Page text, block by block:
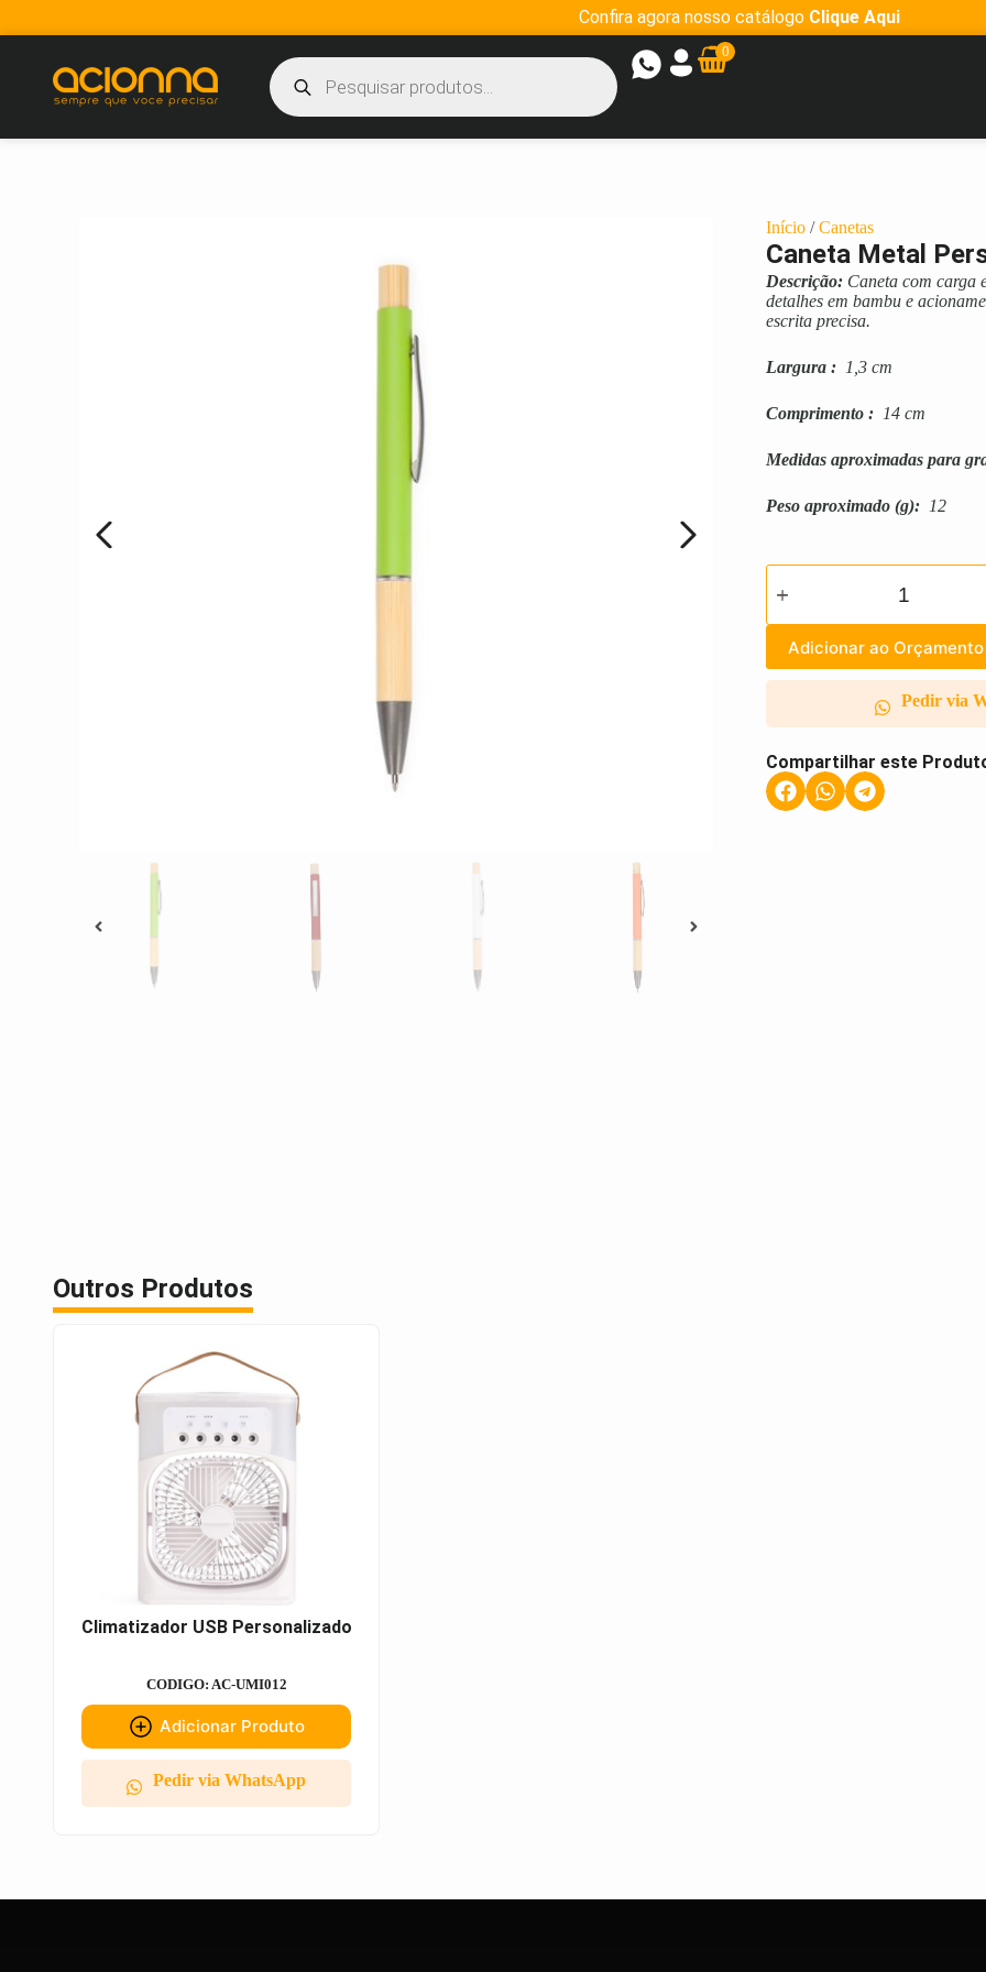
Confira agora nosso catálogo Clique Aqui
0
Início /Canetas
Caneta Metal
Descrição: Caneta com carga
detalhes em bambu e
escrita precisa.
Largura : 1,3 cm
Comprimento : 14 cm
Medidas aproximadas para
Peso aproximado (g): 12
Adicionar ao Orçamento
Pedir via
Compartilhar este
Outros Produtos
Climatizador USB Personalizado
CODIGO: AC-UMI012
Adicionar Produto
Pedir via WhatsApp